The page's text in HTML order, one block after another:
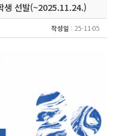
생 선발(~2025.11.24.)
작성일 : 25-11-05